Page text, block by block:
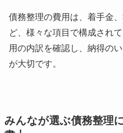
債務整理の費用は、着手金
ど、様々な項目で構成され
用の内訳を確認し、納得の
が大切です。
みんなが選ぶ債務整理